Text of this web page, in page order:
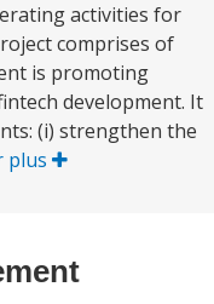
activities for
comprises of
is promoting
development. It
(i) strengthen the
plus